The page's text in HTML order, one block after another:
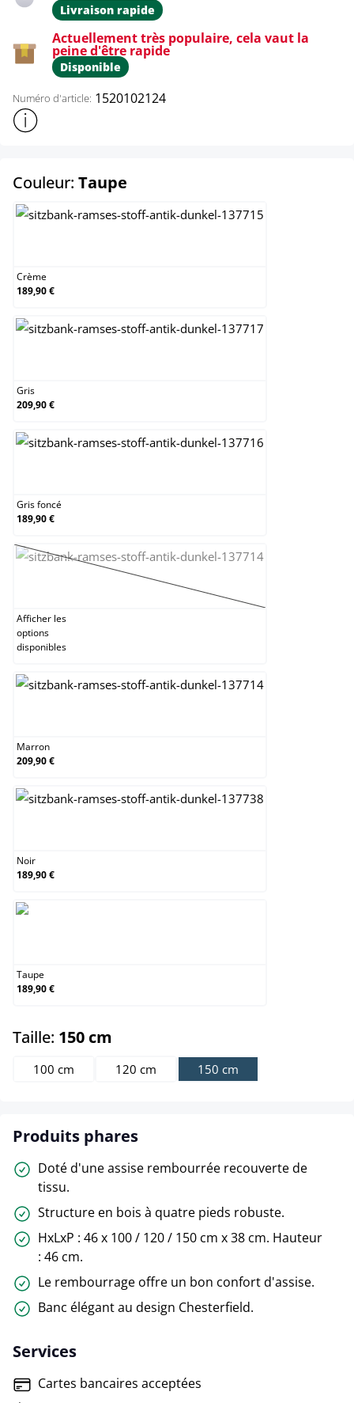
Livraison rapide
Actuellement très populaire, cela vaut la
peine d'être rapide
Disponible
Numéro d'article: 1520102124
Afficher plus d'informations sur le produit
Couleur: Taupe
Crème
189,90 €
Gris
209,90 €
Gris foncé
189,90 €
Jaune
(Cette option n'est pas disponible pour le
Afficher les
options
disponibles
Marron
209,90 €
Noir
189,90 €
Taupe
189,90 €
Taille: 150 cm
100 cm 120 cm 150 cm
Produits phares
Doté d'une assise rembourrée recouverte de
tissu.
Structure en bois à quatre pieds robuste.
HxLxP : 46 x 100 / 120 / 150 cm x 38 cm. Hauteur
: 46 cm.
Le rembourrage offre un bon confort d'assise.
Banc élégant au design Chesterfield.
Services
Cartes bancaires acceptées